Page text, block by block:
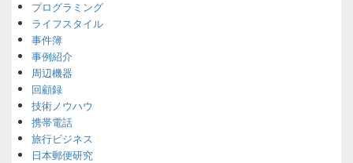
プログラミング
ライフスタイル
事件簿
事例紹介
周辺機器
回顧録
技術ノウハウ
携帯電話
旅行ビジネス
日本郵便研究